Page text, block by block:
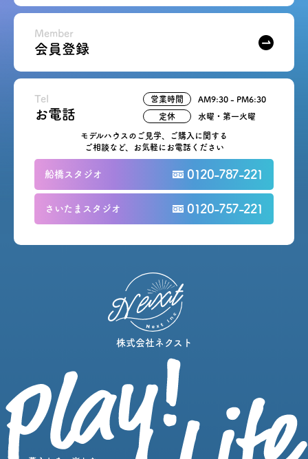
会員登録
Member
Tel
お電話
モデルハウスのご見学、ご購入に関する
ご相談など、お気軽にお電話ください
船橋スタジオ 0120-787-221
さいたまスタジオ 0120-757-221
営業時間 AM9:30 - PM6:30
定休 水曜・第一火曜
株式会社ネクスト